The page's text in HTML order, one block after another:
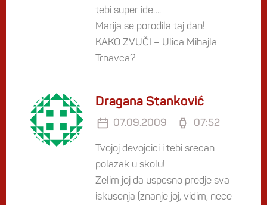
tebi super ide….
Marija se porodila taj dan!
KAKO ZVUČI – Ulica Mihajla
Trnavca?
Dragana Stanković
07.09.2009 07:52
Tvojoj devojcici i tebi srecan
polazak u skolu!
Zelim joj da uspesno predje sva
iskusenja (znanje joj, vidim, nece